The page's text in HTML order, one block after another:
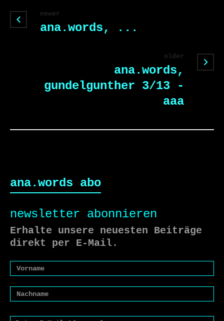
newer
ana.words, ...
older
ana.words,
gundelgunther 3/13 -
aaa
ana.words abo
newsletter abonnieren
Erhalte unsere neuesten Beiträge
direkt per E-Mail.